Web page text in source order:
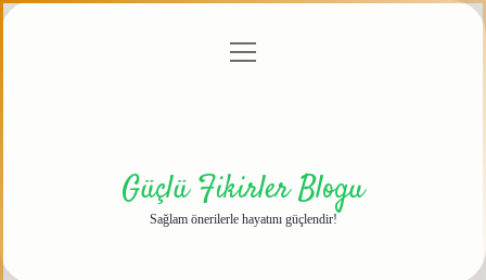
menüyü
Güçlü Fikirler Blogu
Sağlam önerilerle hayatını güçlendir!